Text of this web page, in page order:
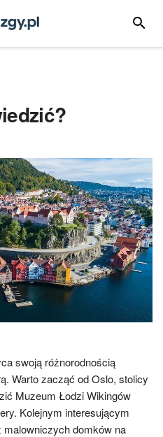
swoją różnorodnością
Warto zacząć od Oslo, stolicy
Muzeum Łodzi Wikingów
Kolejnym interesującym
domków na